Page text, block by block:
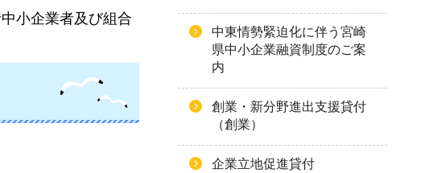
小企業者及び組合
中東情勢緊迫化に伴う宮崎
県中小企業融資制度のご案
内
創業・新分野進出支援貸付
（創業）
企業立地促進貸付